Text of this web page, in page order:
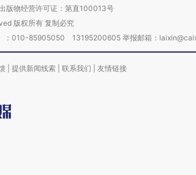
版物经营许可证：第直100013号
版权所有 复制必究
：010-85905050 13195200605 举报邮箱：
提供新闻线索 联系我们 友情链接